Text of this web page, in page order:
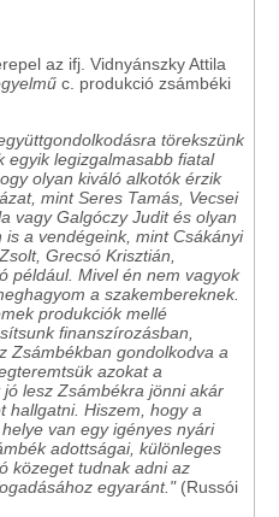
az ifj. Vidnyánszky Attila
c. produkció zsámbéki
törekszünk
egyik legizgalmasabb fiatal
olyan kiváló alkotók érzik
mint Seres Tamás, Vecsei
vagy Galgóczy Judit és olyan
a vendégeink, mint Csákányi
Grecsó Krisztián,
például. Mivel én nem vagyok
a szakembereknek.
produkciók mellé
finanszírozásban,
Zsámbékban gondolkodva a
azokat a
lesz Zsámbékra jönni akár
hallgatni. Hiszem, hogy a
van egy igényes nyári
adottságai, különleges
közeget tudnak adni az
egyaránt."(Russói